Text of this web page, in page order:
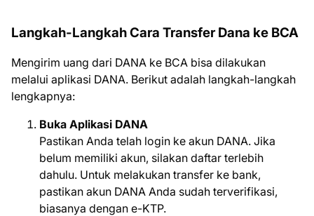
Langkah-Langkah Cara Transfer Dana ke BCA
Mengirim uang dari DANA ke BCA bisa dilakukan
melalui aplikasi DANA. Berikut adalah langkah-langkah
lengkapnya:
Buka Aplikasi DANA
Pastikan Anda telah login ke akun DANA. Jika
belum memiliki akun, silakan daftar terlebih
dahulu. Untuk melakukan transfer ke bank,
pastikan akun DANA Anda sudah terverifikasi,
biasanya dengan e-KTP.